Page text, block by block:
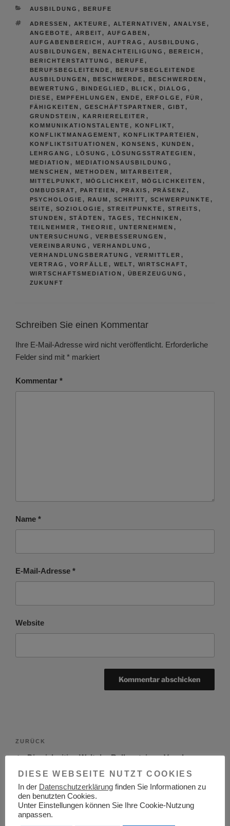
KATEGORIEN
AUSBILDUNG , BERUFE
SCHLAGWÖRTER
ADRESSEN , AKTEURE , ALTERNATIVEN , ANALYSE ,
ANGEBOTE , ARBEIT , AUFGABEN ,
AUFGABENBEREICH , AUFTRAG , AUSBILDUNG ,
AUSBILDUNGEN , BENACHTEILIGUNG , BEREICH ,
BERICHTERSTATTUNG , BERUFE ,
BERUFSBEGLEITENDE ,
BERUFSBEGLEITENDE
AUSBILDUNGEN , BESCHWERDE , BESCHWERDEN ,
BEWERTUNG , BINDEGLIED , BLICK , DIALOG ,
DIESE , EMPFEHLUNGEN , ENDE , ERFOLGE , FÜR ,
FÄHIGKEITEN , GESCHÄFTSPARTNER , GIBT ,
GRUNDSTEIN , KARRIERELEITER ,
KOMMUNIKATIONSTALENTE , KONFLIKT ,
KONFLIKTMANAGEMENT , KONFLIKTPARTEIEN ,
KONFLIKTSITUATIONEN , KONSENS , KUNDEN ,
LEHRGANG , LÖSUNG , LÖSUNGSSTRATEGIEN ,
MEDIATION , MEDIATIONSAUSBILDUNG ,
MENSCHEN , METHODEN , MITARBEITER ,
MITTELPUNKT , MÖGLICHKEIT , MÖGLICHKEITEN ,
OMBUDSRAT , PARTEIEN , PRAXIS , PRÄSENZ ,
PSYCHOLOGIE , RAUM , SCHRITT , SCHWERPUNKTE ,
SEITE , SOZIOLOGIE , STREITPUNKTE , STREITS ,
STUNDEN , STÄDTEN , TAGES , TECHNIKEN ,
TEILNEHMER , THEORIE , UNTERNEHMEN ,
UNTERSUCHUNG , VERBESSERUNGEN ,
VEREINBARUNG , VERHANDLUNG ,
VERHANDLUNGSBERATUNG , VERMITTLER ,
VERTRAG , VORFÄLLE , WELT , WIRTSCHAFT ,
WIRTSCHAFTSMEDIATION , ÜBERZEUGUNG ,
ZUKUNFT
Schreiben Sie einen Kommentar
Ihre E-Mail-Adresse wird nicht veröffentlicht. Erforderliche
Felder sind mit * markiert
Kommentar *
Name *
E-Mail-Adresse *
Website
Beitragsnavigation
Vorheriger
Beitrag
ZURÜCK
Die vielseitige Welt der Rollcontainer: Vom Lager
bis zum Büro
Nächster
Beitrag
WEITER
Die Macht der Vernetzung: Die Open Industry 4.0
Alliance gestaltet die Zukunft der Industrie
DIESE WEBSEITE NUTZT COOKIES
In der Datenschutzerklärung finden Sie Informationen zu
den benutzten Cookies.
Unter Einstellungen können Sie Ihre Cookie-Nutzung
anpassen.